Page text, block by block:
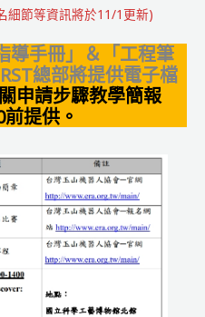
細節等資訊將於11/1更新)
導手冊」＆「工程筆
總部將提供電子檔
申請步驟教學簡報
提供。